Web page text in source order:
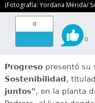
(Fotografía: Yordana Mérida/
0
0
Progresopresentó su
Sostenibilidad,
juntos", en la planta